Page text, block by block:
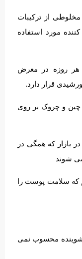
از ترکیبات
مورد استفاده
هر روزه در معرض
قرار دارد.
چین و چروک بر روی
بازار که همگی در
شوند
که سلامت پوست را
شوینده محسوب نمی